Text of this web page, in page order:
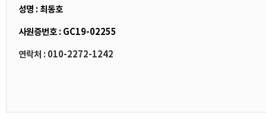
성명 : 최동호
사원증번호 : GC19-02255
연락처 : 010-2272-1242